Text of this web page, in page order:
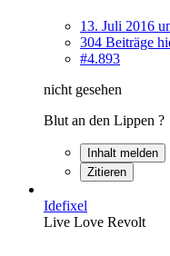
13. Juli 2016
304 Beiträge
#4.893
nicht gesehen
Blut an den Lippen ?
Inhalt melden
Zitieren
Idefixel
Live Love Revolt